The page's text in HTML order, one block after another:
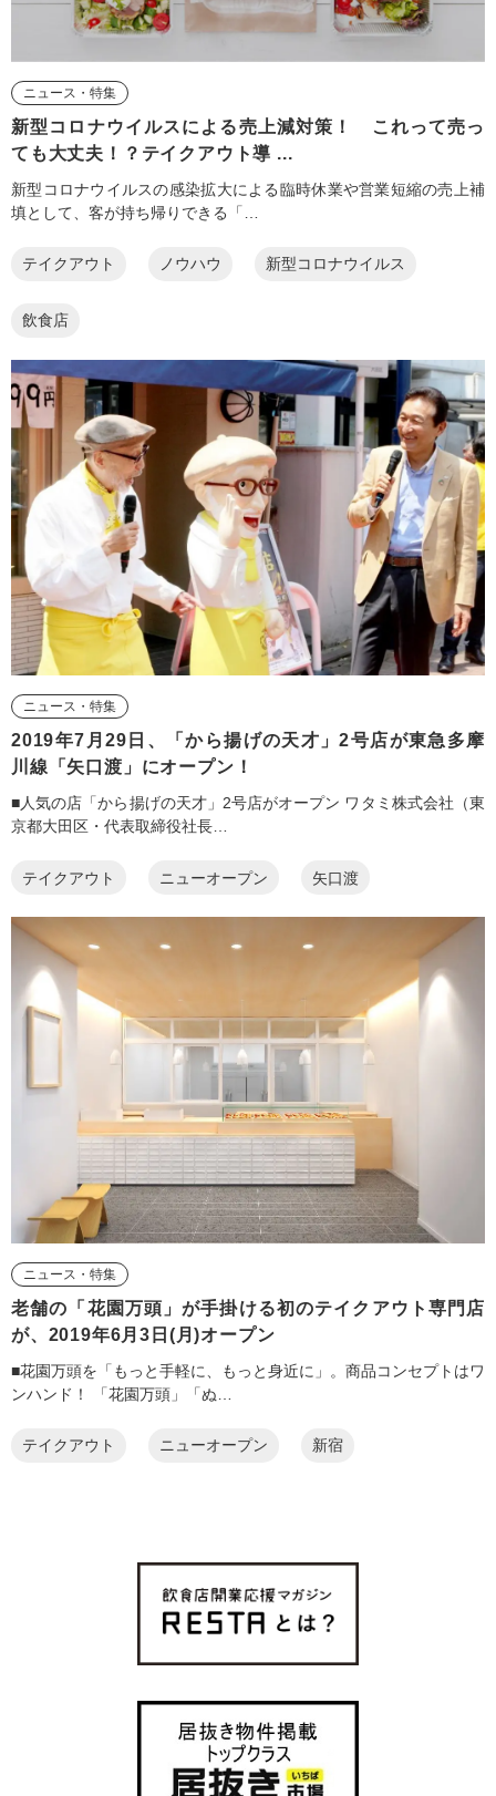
ニュース・特集
新型コロナウイルスによる売上減対策！ これって売っ
ても大丈夫！？テイクアウト導 ...
新型コロナウイルスの感染拡大による臨時休業や営業短縮の売上補
填として、客が持ち帰りできる「…
テイクアウト ノウハウ 新型コロナウイルス
飲食店
ニュース・特集
2019年7月29日、「から揚げの天才」2号店が東急多摩
川線「矢口渡」にオープン！
■人気の店「から揚げの天才」2号店がオープン ワタミ株式会社（東
京都大田区・代表取締役社長…
テイクアウト ニューオープン 矢口渡
ニュース・特集
老舗の「花園万頭」が手掛ける初のテイクアウト専門店
が、2019年6月3日(月)オープン
■花園万頭を「もっと手軽に、もっと身近に」。商品コンセプトはワ
ンハンド！ 「花園万頭」「ぬ…
テイクアウト ニューオープン 新宿